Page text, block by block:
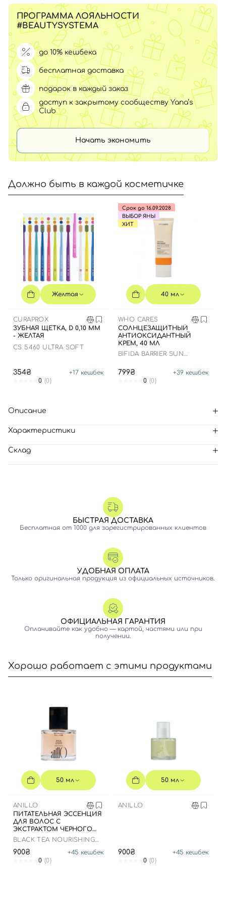
ПРОГРАММА ЛОЯЛЬНОСТИ
#BEAUTYSYSTEMA
до 10% кешбека
бесплатная доставка
подарок в каждый заказ
доступ к закрытому сообществу Yana’s
Club
Начать экономить
Должно быть в каждой косметичке
Желтая
CURAPROX
ЗУБНАЯ ЩЕТКА, D 0,10 ММ
- ЖЕЛТАЯ
CS 5460 ULTRA SOFT
354₴ +17 кешбек
0 (0)
Срок до 16.09.2028
ВЫБОР ЯНЫ
ХИТ
40 мл
WHO CARES
СОЛНЦЕЗАЩИТНЫЙ
АНТИОКСИДАНТНЫЙ
КРЕМ, 40 МЛ
BIFIDA BARRIER SUN
799₴ +39 кешбек
0 (0)
Описание
Характеристики
Склад
БЫСТРАЯ ДОСТАВКА
Бесплатная от 1000 для зарегистрированных клиентов
УДОБНАЯ ОПЛАТА
Только оригинальная продукция из официальных источников.
ОФИЦИАЛЬНАЯ ГАРАНТИЯ
Оплачивайте как удобно — картой, частями или при
получении.
Хорошо работает с этими продуктами
50 мл
ANILLO
ПИТАТЕЛЬНАЯ ЭССЕНЦИЯ
ДЛЯ ВОЛОС С
ЭКСТРАКТОМ ЧЕРНОГО
ЧАЯ - 50 МЛ
BLACK TEA NOURISHING
900₴ +45 кешбек
0 (0)
50 мл
ANILLO
900₴ +45 кешбек
0 (0)